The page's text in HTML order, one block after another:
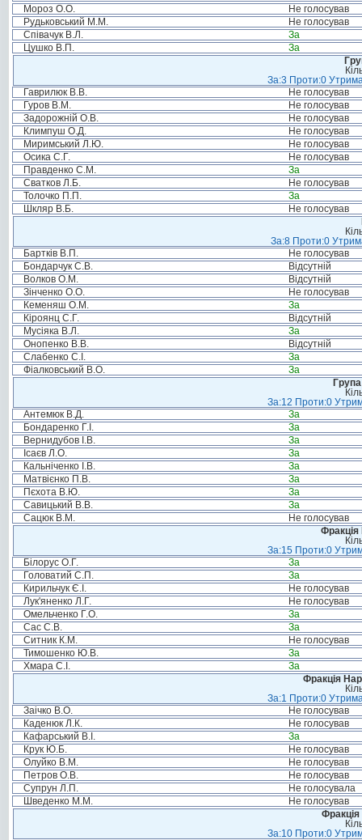
Мороз О.О.
Не голосував
Рудьковський М.М.
Не голосував
Співачук В.Л.
За
Цушко В.П.
За
За:3 Проти:0
Гаврилюк В.В.
Не голосував
Гуров В.М.
Не голосував
Задорожній О.В.
Не голосував
Климпуш О.Д.
Не голосував
Миримський Л.Ю.
Не голосував
Осика С.Г.
Не голосував
Правденко С.М.
За
Сватков Л.Б.
Не голосував
Толочко П.П.
За
Шкляр В.Б.
Не голосував
За:8 Проти:0
Бартків В.П.
Не голосував
Бондарчук С.В.
Відсутній
Волков О.М.
Відсутній
Зінченко О.О.
Не голосував
Кеменяш О.М.
За
Кіроянц С.Г.
Відсутній
Мусіяка В.Л.
За
Онопенко В.В.
Відсутній
Слабенко С.І.
За
Фіалковський В.О.
За
За:12 Проти:0
Антемюк В.Д.
За
Бондаренко Г.І.
За
Вернидубов І.В.
За
Ісаєв Л.О.
За
Кальніченко І.В.
За
Матвієнко П.В.
За
Пєхота В.Ю.
За
Савицький В.В.
За
Сацюк В.М.
Не голосував
За:15 Проти:0
Білорус О.Г.
За
Головатий С.П.
За
Кирильчук Є.І.
Не голосував
Лук'яненко Л.Г.
Не голосував
Омельченко Г.О.
За
Сас С.В.
За
Ситник К.М.
Не голосував
Тимошенко Ю.В.
За
Хмара С.І.
За
Фракція
За:1 Проти:0
Заічко В.О.
Не голосував
Каденюк Л.К.
Не голосував
Кафарський В.І.
За
Крук Ю.Б.
Не голосував
Олуйко В.М.
Не голосував
Петров О.В.
Не голосував
Супрун Л.П.
Не голосувала
Шведенко М.М.
Не голосував
Фракція
За:10 Проти:0